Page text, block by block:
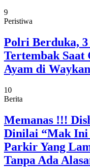
9
Peristiwa
Polri Berduka, 3
Tertembak Saat
Ayam di
10
Berita
Memanas !!!
Dinilai “Mak Ini
Parkir Yang
Tanpa Ada